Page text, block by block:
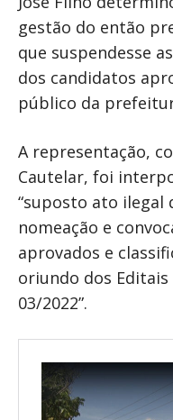
gestão do então
que suspendesse
dos candidatos
público da
A representação,
Cautelar, foi
“suposto ato ilegal
nomeação e
aprovados e
oriundo dos Editais
03/2022”.